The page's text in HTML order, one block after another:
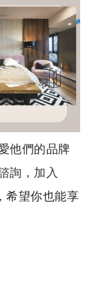
他們的品牌
詢， 加入
，希望你也能享